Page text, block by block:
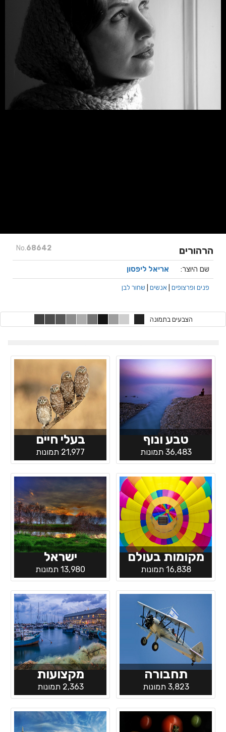
No.68642 הרהורים
שם היוצר: אריאל ליפסון
פנים ופרצופים אנשים שחור לבן
הצבעים בתמונה
טבע ונוף
36,483 תמונות
בעלי חיים
21,977 תמונות
מקומות בעולם
16,838 תמונות
ישראל
13,980 תמונות
תחבורה
3,823 תמונות
מקצועות
2,363 תמונות